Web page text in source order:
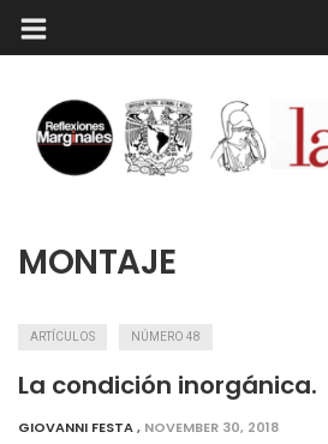
MONTAJE
ARTÍCULOS NÚMERO 48
La condición inorgánica.
GIOVANNI FESTA, NOVEMBER 30, 2018